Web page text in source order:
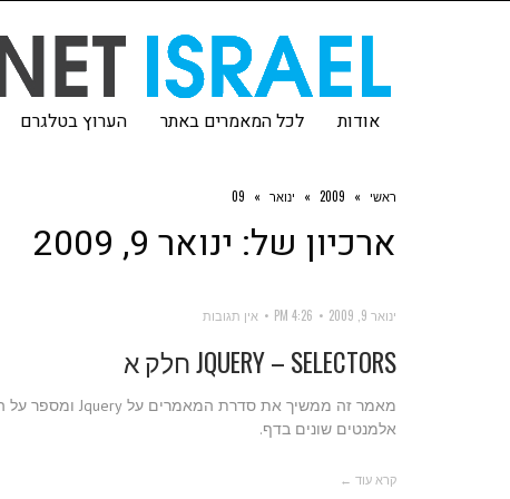
אודות לכל המאמרים באתר הערוץ בטלגרם
ראשי »
2009
» ינואר »
09
ארכיון של: ינואר 9, 2009
ינואר 9, 2009 4:26 PM אין תגובות
JQUERY – SELECTORS חלק א
אלמנטים שונים בדף.
קרא עוד ←